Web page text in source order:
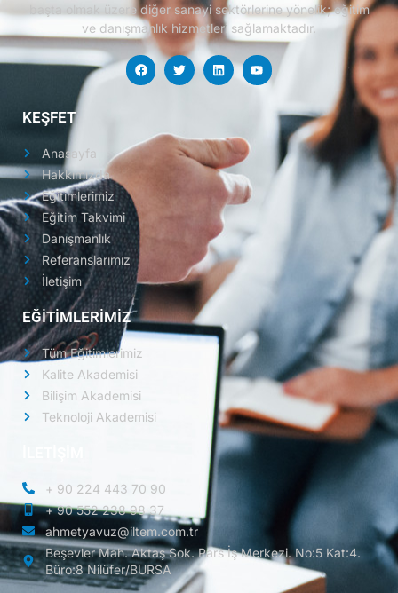
başta olmak üzere diğer sanayi sektörlerine yönelik; eğitim
ve danışmanlık hizmetleri sağlamaktadır.
KEŞFET
Anasayfa
Hakkımızda
Eğitimlerimiz
Eğitim Takvimi
Danışmanlık
Referanslarımız
İletişim
EĞİTİMLERİMİZ
Tüm Eğitimlerimiz
Kalite Akademisi
Bilişim Akademisi
Teknoloji Akademisi
+ 90 224 443 70 90
+ 90 552 238 98 37
ahmetyavuz@iltem.com.tr
Beşevler Mah. Aktaş Sok. Pars İş Merkezi. No:5 Kat:4.
Büro:8 Nilüfer/BURSA